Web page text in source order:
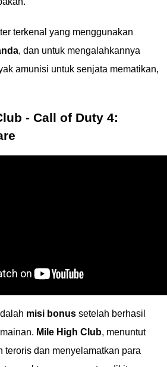
terkenal yang menggunakan
, dan untuk mengalahkannya
amunisi untuk senjata mematikan,
- Call of Duty 4:
misi bonus setelah berhasil
Mile High Club, menuntut
teroris dan menyelamatkan para